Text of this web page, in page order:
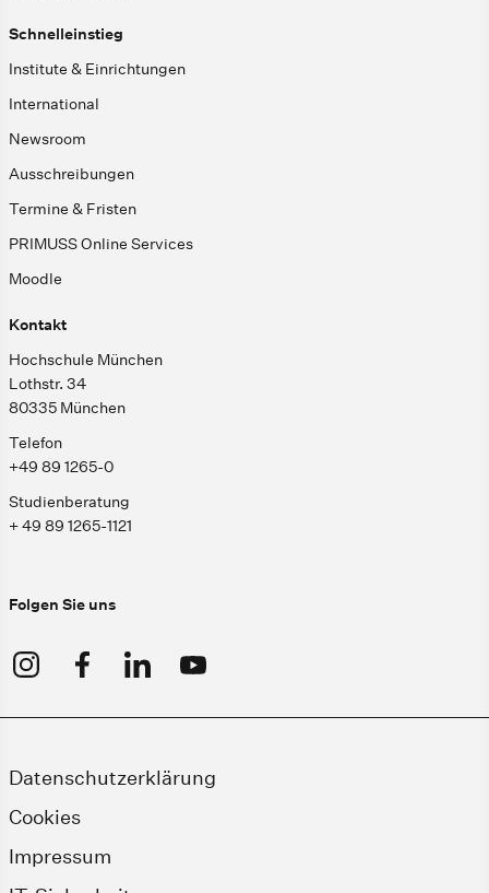
Schnelleinstieg
Institute & Einrichtungen
International
Newsroom
Ausschreibungen
Termine & Fristen
PRIMUSS Online Services
Moodle
Kontakt
Hochschule München
Lothstr. 34
80335 München
Telefon
+49 89 1265-0
Studienberatung
+ 49 89 1265-1121
Folgen Sie uns
Datenschutzerklärung
Cookies
Impressum